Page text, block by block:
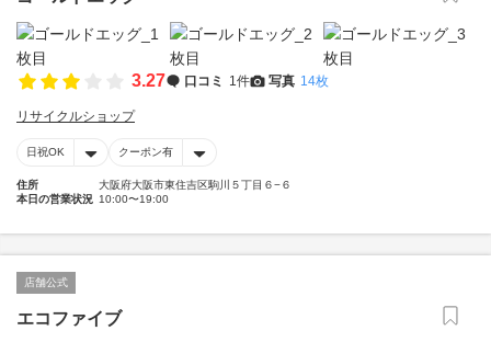
3.27 口コミ 1件 写真 14枚
リサイクルショップ
日祝OK クーポン有
住所
大阪府大阪市東住吉区駒川５丁目６−６
本日の営業状況 10:00〜19:00
店舗公式
エコファイブ